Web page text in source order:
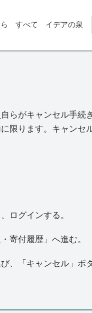
すべて イデアの泉
らがキャンセル手続
限ります。キャンセ
ログインする。
寄付履歴」へ進む。
、「キャンセル」ボ